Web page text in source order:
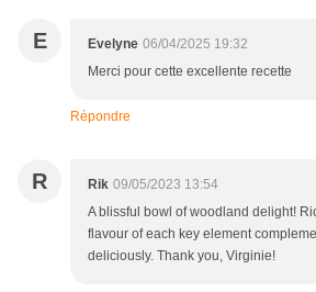
E Evelyne 06/04/2025 19:32
Merci pour cette excellente recette
Répondre
R Rik 09/05/2023 13:54
A blissful bowl of woodland delight!
flavour of each key element
deliciously. Thank you, Virginie!